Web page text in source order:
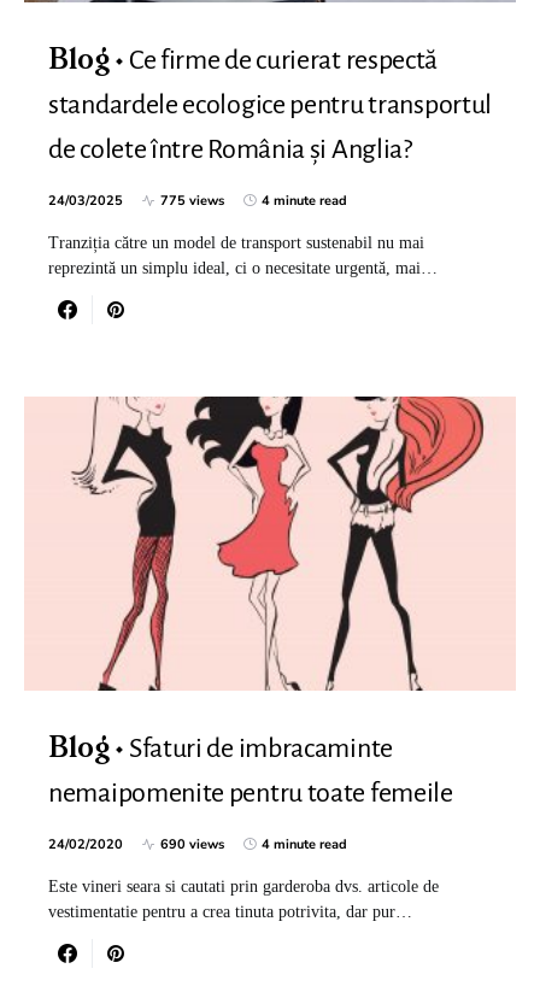
Blog
Ce firme de curierat respectă
standardele ecologice pentru transportul
de colete între România și Anglia?
24/03/2025 775 views 4 minute read
Tranziția către un model de transport sustenabil nu mai
reprezintă un simplu ideal, ci o necesitate urgentă, mai…
Blog
Sfaturi de imbracaminte
nemaipomenite pentru toate femeile
24/02/2020 690 views 4 minute read
Este vineri seara si cautati prin garderoba dvs. articole de
vestimentatie pentru a crea tinuta potrivita, dar pur…